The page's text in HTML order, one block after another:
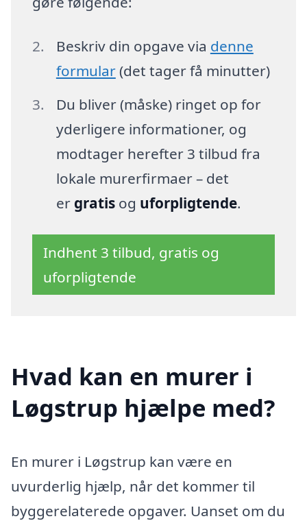
Beskriv din opgave via denne
formular(det tager få minutter)
Du bliver (måske) ringet op for
yderligere informationer, og
modtager herefter 3 tilbud fra
lokale murerfirmaer – det
er gratisog uforpligtende.
Indhent 3 tilbud, gratis og
uforpligtende
Hvad kan en murer i
Løgstrup hjælpe med?
En murer i Løgstrup kan være en
uvurderlig hjælp, når det kommer til
byggerelaterede opgaver. Uanset om du